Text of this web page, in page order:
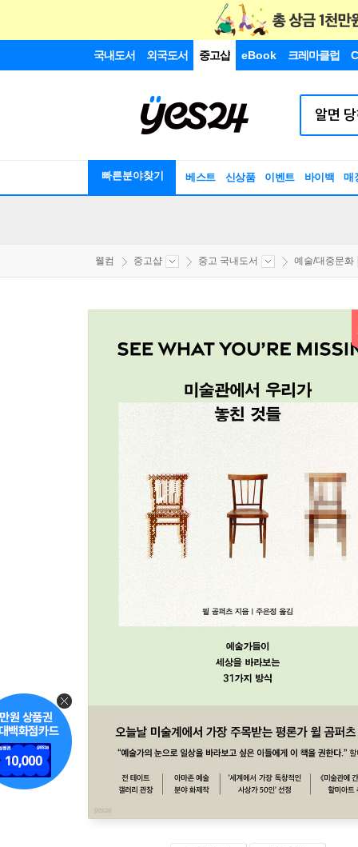
국내도서 외국도서 중고샵 eBook 크레마클럽
빠른분야찾기 베스트 신상품 이벤트 바이백 매
웰컴 중고샵 중고 국내도서 예술/대중문화